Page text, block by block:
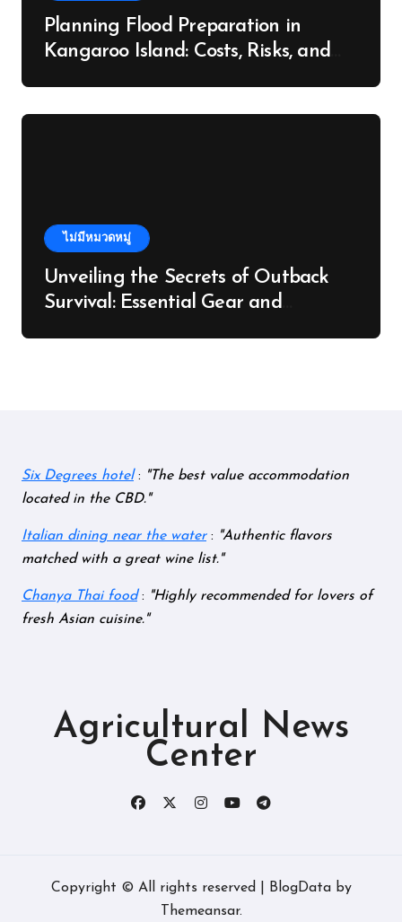
Planning Flood Preparation in
Kangaroo Island: Costs, Risks, and
ไม่มีหมวดหมู่
Unveiling the Secrets of Outback
Survival: Essential Gear and
Six Degrees hotel:
The best value accommodation
located in the CBD.
Italian dining near the water:
Authentic flavors
matched with a great wine list.
Chanya Thai food:
Highly recommended for lovers of
fresh Asian cuisine.
Agricultural News
Center
Copyright © All rights reserved BlogDataby
Themeansar.